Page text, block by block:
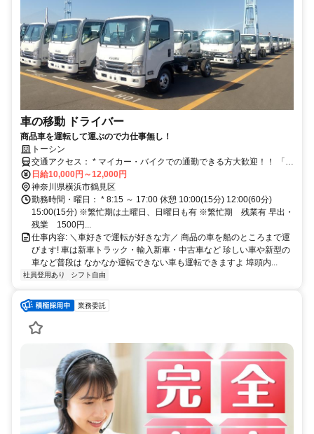
車の移動 ドライバー
商品車を運転して運ぶので力仕事無し！
トーシン
交通アクセス： * マイカー・バイクでの通勤できる方大歓迎！！ 「鶴
見駅」「生麦駅」から車・バイクで15分 アクセス: 横浜駅から車で20
分 生麦駅から車・バイクで15分
日給10,000円～12,000円
神奈川県横浜市鶴見区
勤務時間・曜日： * 8:15 ～ 17:00 休憩 10:00(15分) 12:00(60分)
15:00(15分) ※繁忙期は土曜日、日曜日も有 ※繁忙期 残業有 早出・
残業 1500円...
仕事内容: ＼車好きで運転が好きな方／ 商品の車を船のところまで運
びます! 車は新車トラック・輸入新車・中古車など 珍しい車や新型の
車など普段は なかなか運転できない車も運転できますよ 埠頭内...
社員登用あり シフト自由
業務委託